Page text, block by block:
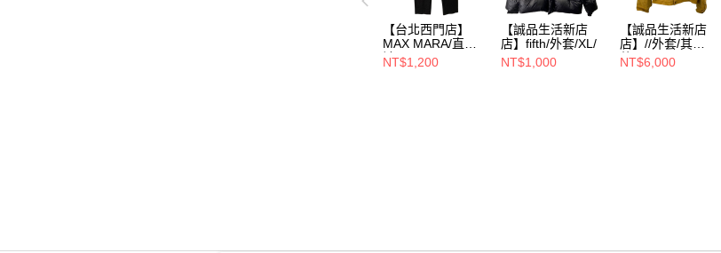
【台北西門店】
MAX MARA/直筒
褲/40/
NT$1,200
【誠品生活新店
店】fifth/外套/XL/
NT$1,000
【誠品生活新店
店】//外套/其
他//23446210618
NT$6,000